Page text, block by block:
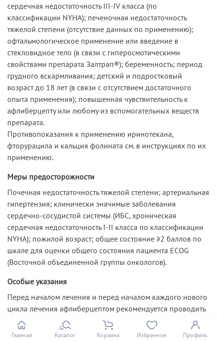
сердечная недостаточность III-IV класса (по
классификации NYHA); печеночная недостаточность
тяжелой степени (отсутствие данных по применению);
офтальмологическое применение или введение в
стекловидное тело (в связи с гиперосмотическими
свойствами препарата Залтрап®); беременность; период
грудного вскармливания; детский и подростковый
возраст до 18 лет (в связи с отсутствием достаточного
опыта применения); повышенная чувствительность к
афлиберцепту или любому из вспомогательных веществ
препарата.
Противопоказания к применению иринотекана,
фторурацила и кальция фолината см. в инструкциях по их
применению.
Меры предосторожности
Почечная недостаточность тяжелой степени; артериальная
гипертензия; клинически значимые заболевания
сердечно-сосудистой системы (ИБС, хроническая
сердечная недостаточность I-II класса по классификации
NYHA); пожилой возраст; общее состояние ≥2 баллов по
шкале для оценки общего состояния пациента ECOG
(Восточной объединенной группы онкологов).
Особые указания
Перед началом лечения и перед началом каждого нового
цикла лечения афлиберцептом рекомендуется проводить
общий анализ крови с определением лейкоцитарной
формулы.
Главная Каталог Корзина Избранное Профиль